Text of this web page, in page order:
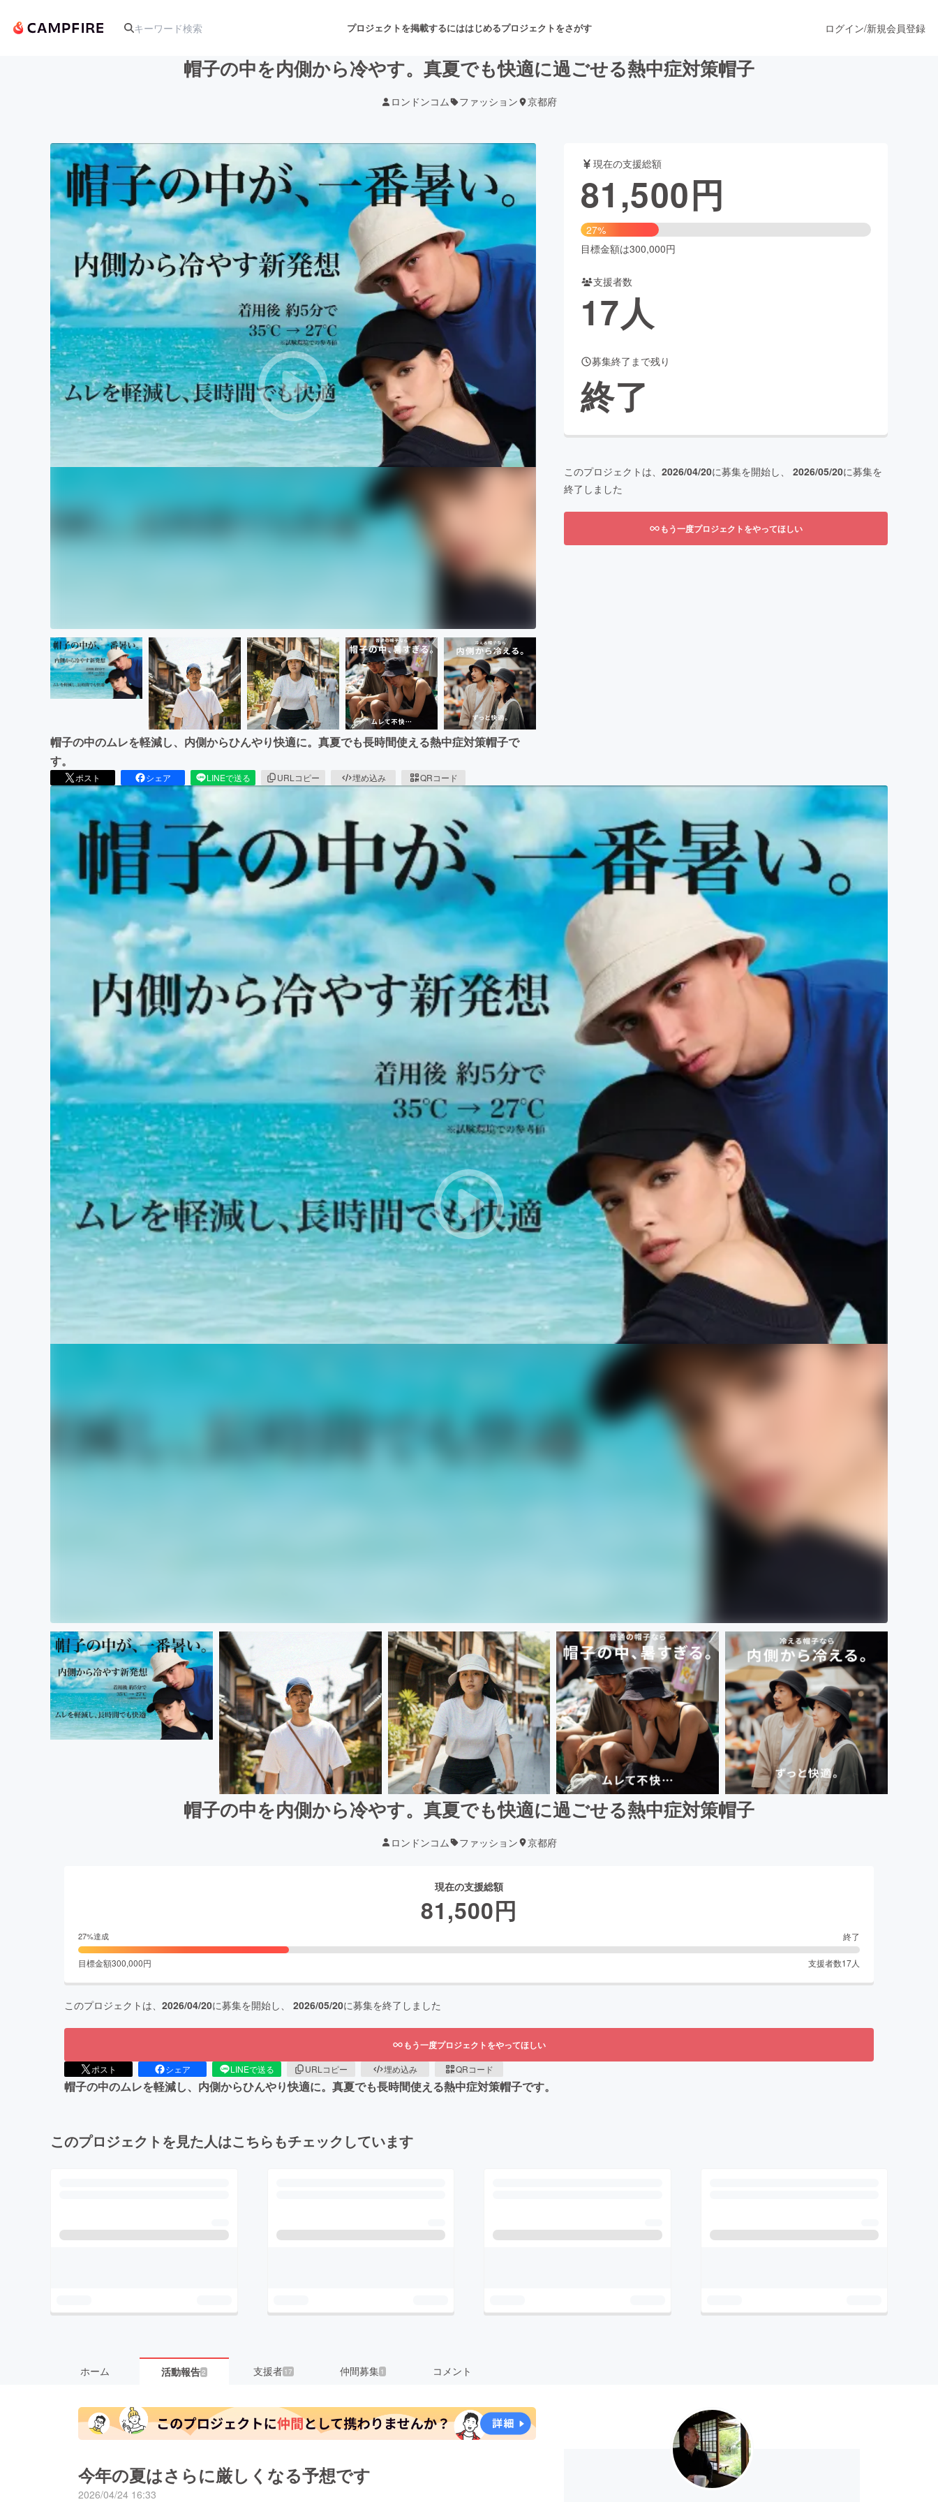
プロジェクトを掲載するにははじめるプロジェクトをさがす
アート・写真 音楽 舞台・パフォーマンス
テクノロジー・ガジェット ゲーム・サービス開発 フード・飲食店 ファッション
映像・映画 書籍・雑誌出版 アニメ・漫画
ビジネス・起業 チャレンジ ビューティー・ヘルスケア
まちづくり・地域活性化
CAMPFIRE for Social Good
CAMPFIRE Creation
CAMPFIREふるさと納税machi-ya
ログイン/新規会員登録
帽子の中を内側から冷やす。真夏でも快適に過ごせる熱中症対策帽子
ロンドンコム ファッション 京都府
帽子の中のムレを軽減し、内側からひんやり快適に。真夏でも長時間使える熱中症対策帽子で
す。
ポスト シェア LINEで送る URLコピー 埋め込み QRコード
現在の支援総額
81,500円
27%
目標金額は300,000円
支援者数
17人
募集終了まで残り
終了
このプロジェクトは、 2026/04/20に募集を開始し、 2026/05/20に募集を
終了しました
もう一度プロジェクトをやってほしい
帽子の中を内側から冷やす。真夏でも快適に過ごせる熱中症対策帽子
ロンドンコム ファッション 京都府
現在の支援総額
81,500円
27%達成 終了
目標金額300,000円 支援者数17人
このプロジェクトは、 2026/04/20に募集を開始し、 2026/05/20に募集を終了しました
もう一度プロジェクトをやってほしい
ポスト シェア LINEで送る URLコピー 埋め込み QRコード
帽子の中のムレを軽減し、内側からひんやり快適に。真夏でも長時間使える熱中症対策帽子です。
このプロジェクトを見た人はこちらもチェックしています
ホーム 活動報告2 支援者 17 仲間募集 1 コメント
今年の夏はさらに厳しくなる予想です
2026/04/24 16:33